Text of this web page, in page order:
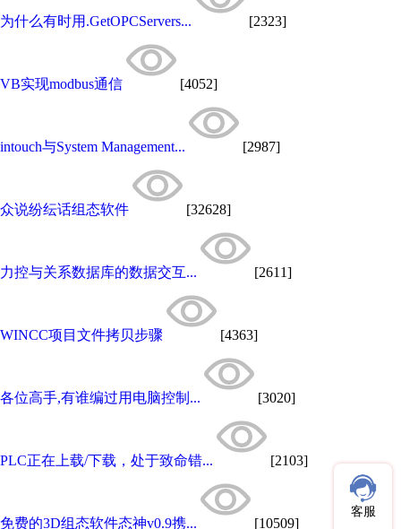
为什么有时用.GetOPCServers... [2323]
VB实现modbus通信 [4052]
intouch与System Management... [2987]
众说纷纭话组态软件 [32628]
力控与关系数据库的数据交互... [2611]
WINCC项目文件拷贝步骤 [4363]
各位高手,有谁编过用电脑控制... [3020]
PLC正在上载/下载，处于致命错... [2103]
免费的3D组态软件态神v0.9携... [10509]
客服